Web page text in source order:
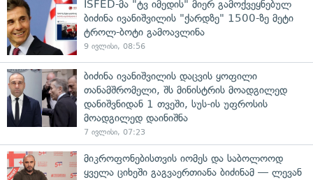
ISFED-მა "ტვ იმედის" მიერ გამოქვეყნებულ
ბიძინა ივანიშვილის "ქარდზე" 1500-ზე მეტი
ტროლ-ბოტი გამოავლინა
9 ივლისი, 08:56
ბიძინა ივანიშვილის დაცვის ყოფილი
თანამშრომელი, შს მინისტრის მოადგილედ
დანიშვნიდან 1 თვეში, სუს-ის უფროსის
მოადგილედ დაინიშნა
7 ივლისი, 07:23
მიკროფონებისთვის იომეს და საბოლოოდ
ყველა ციხეში გაგვაერთიანა ბიძინამ — ლევან